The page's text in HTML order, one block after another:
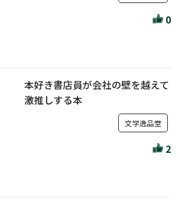
0
本好き書店員が会社の壁を越えて
激推しする本
文学逸品堂
2